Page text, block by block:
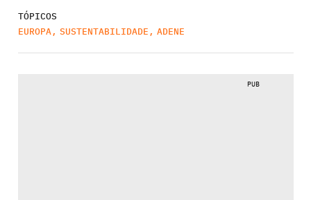
TÓPICOS
EUROPA, SUSTENTABILIDADE , ADENE
PUB